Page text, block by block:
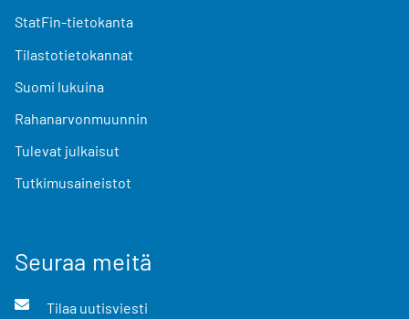
StatFin-tietokanta
Tilastotietokannat
Suomi lukuina
Rahanarvonmuunnin
Tulevat julkaisut
Tutkimusaineistot
Seuraa meitä
Tilaa uutisviesti